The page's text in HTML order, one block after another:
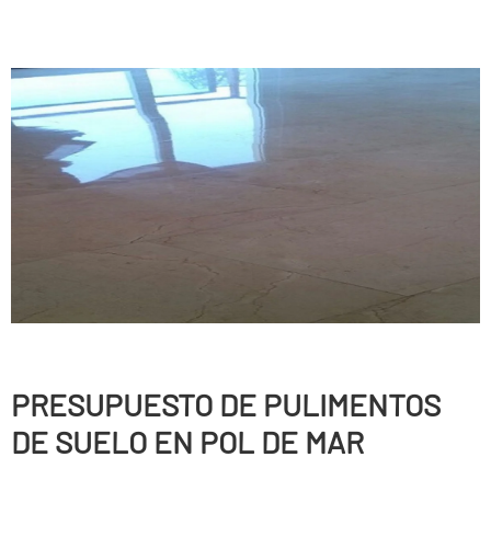
PRESUPUESTO DE PULIMENTOS
DE SUELO EN POL DE MAR